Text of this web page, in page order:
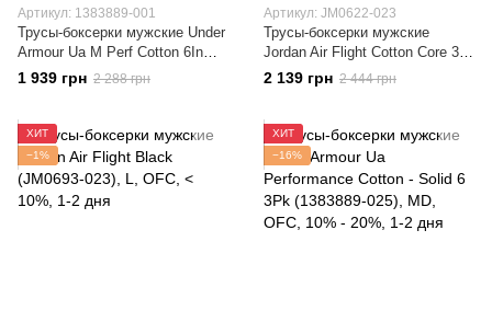
Артикул: 1383889-001
Трусы-боксерки мужские Under
Armour Ua M Perf Cotton 6In
(1383889-001)
1 939 грн 2 288 грн
Артикул: JM0622-023
Трусы-боксерки мужские
Jordan Air Flight Cotton Core 3-
Pack Boxer Brief (JM0622-023)
2 139 грн 2 444 грн
ХИТ
−1%
ХИТ
−16%